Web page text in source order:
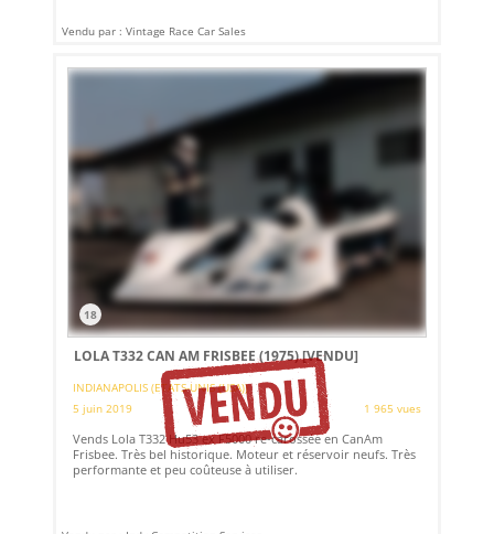
Vendu par : Vintage Race Car Sales
18
LOLA T332 CAN AM FRISBEE (1975)[VENDU]
INDIANAPOLIS (ETATS-UNIS (USA))
5 juin 2019
1 965 vues
Vends Lola T332 Hu53 ex F5000 re-carossée en CanAm
Frisbee. Très bel historique. Moteur et réservoir neufs. Très
performante et peu coûteuse à utiliser.